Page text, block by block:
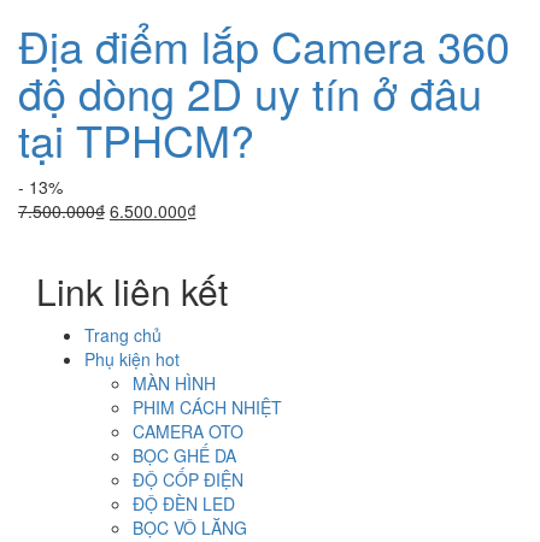
Địa điểm lắp Camera 360
độ dòng 2D uy tín ở đâu
tại TPHCM?
- 13%
7.500.000₫ Giá
7.500.000₫.
6.500.000₫Giá
là:
6.500.000₫.
Link liên kết
Trang chủ
Phụ kiện hot
MÀN HÌNH
PHIM CÁCH NHIỆT
CAMERA OTO
BỌC GHẾ DA
ĐỘ CỐP ĐIỆN
ĐỘ ĐÈN LED
BỌC VÔ LĂNG